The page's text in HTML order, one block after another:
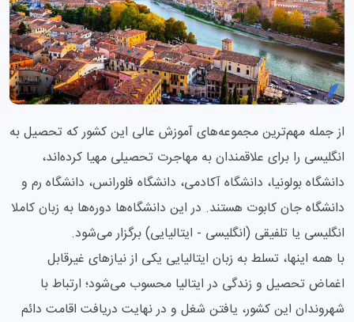
از جمله مهم‌ترین مجموعه‌های آموزش عالی این کشور که تحصیل به
انگلیسی را برای علاقمندان به مهاجرت تحصیلی مهیا کرده‌اند،
دانشگاه بولونیا، دانشگاه آکادمی، دانشگاه فلورانس، دانشگاه رم و
دانشگاه جان کابوت هستند. در این دانشگاه‌ها دوره‌ها به زبان کاملا
انگلیسی یا تلفیقی (انگلیسی - ایتالیایی) برگزار می‌شود.
با همه اینها، تسلط به زبان ایتالیایی یکی از نیازهای غیرقابل
اغماض تحصیل و زندگی در ایتالیا محسوب می‌شود؛ ارتباط با
شهروندان این کشور، یافتن شغل و در نهایت دریافت اقامت دائم